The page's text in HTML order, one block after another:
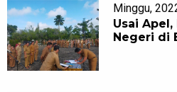
Minggu,
Usai Apel,
Negeri di